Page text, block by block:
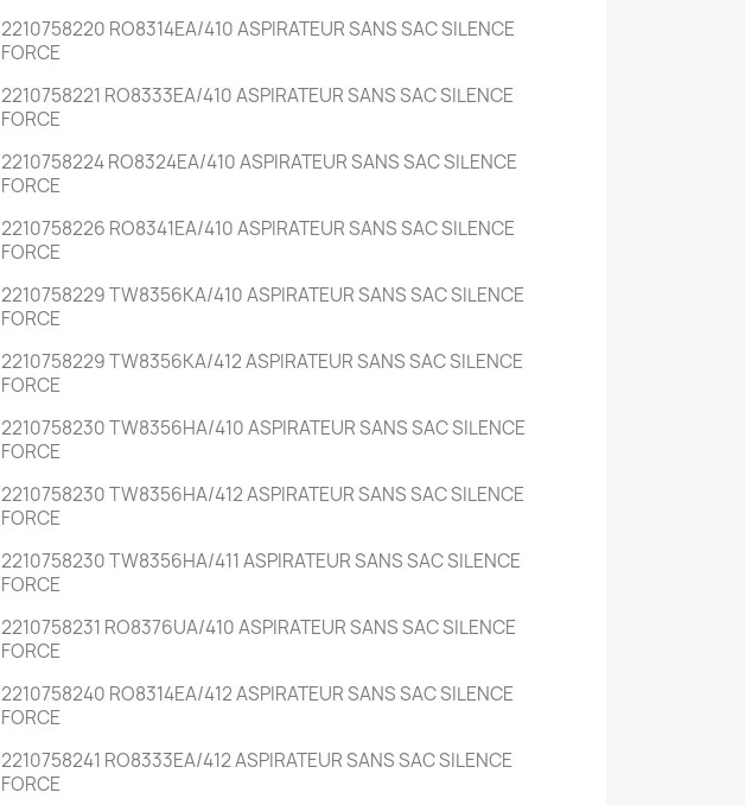
2210758220 RO8314EA/410 ASPIRATEUR SANS SAC SILENCE
FORCE
2210758221 RO8333EA/410 ASPIRATEUR SANS SAC SILENCE
FORCE
2210758224 RO8324EA/410 ASPIRATEUR SANS SAC SILENCE
FORCE
2210758226 RO8341EA/410 ASPIRATEUR SANS SAC SILENCE
FORCE
2210758229 TW8356KA/410 ASPIRATEUR SANS SAC SILENCE
FORCE
2210758229 TW8356KA/412 ASPIRATEUR SANS SAC SILENCE
FORCE
2210758230 TW8356HA/410 ASPIRATEUR SANS SAC SILENCE
FORCE
2210758230 TW8356HA/412 ASPIRATEUR SANS SAC SILENCE
FORCE
2210758230 TW8356HA/411 ASPIRATEUR SANS SAC SILENCE
FORCE
2210758231 RO8376UA/410 ASPIRATEUR SANS SAC SILENCE
FORCE
2210758240 RO8314EA/412 ASPIRATEUR SANS SAC SILENCE
FORCE
2210758241 RO8333EA/412 ASPIRATEUR SANS SAC SILENCE
FORCE